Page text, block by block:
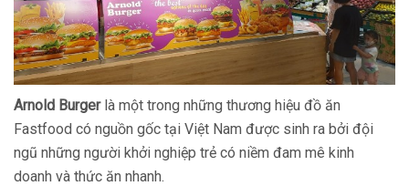
Arnold Burgerlà một trong những thương hiệu đồ ăn
Fastfood có nguồn gốc tại Việt Nam được sinh ra bởi đội
ngũ những người khởi nghiệp trẻ có niềm đam mê kinh
doanh và thức ăn nhanh.